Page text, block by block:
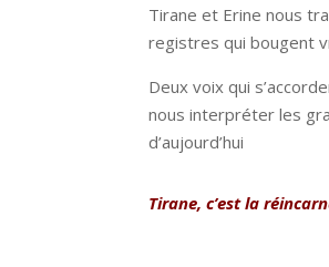
Tirane et Erine nous
registres qui bougent
Deux voix qui
nous interpréter les
d’aujourd’hui
Tirane, c’est la